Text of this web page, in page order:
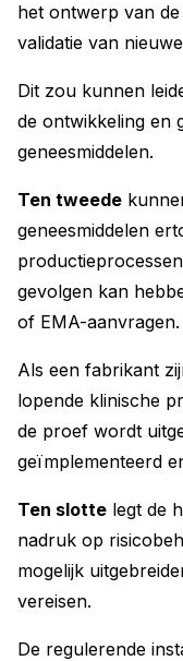
het ontwerp van
validatie van
Dit zou kunnen
de ontwikkeling en
geneesmiddelen.
Ten tweede
geneesmiddelen
gevolgen kan
of EMA-aanvragen.
Als een fabrikant
lopende klinische
de proef wordt
geïmplementeerd
Ten slotte legt de
nadruk op
mogelijk
vereisen.
De regulerende